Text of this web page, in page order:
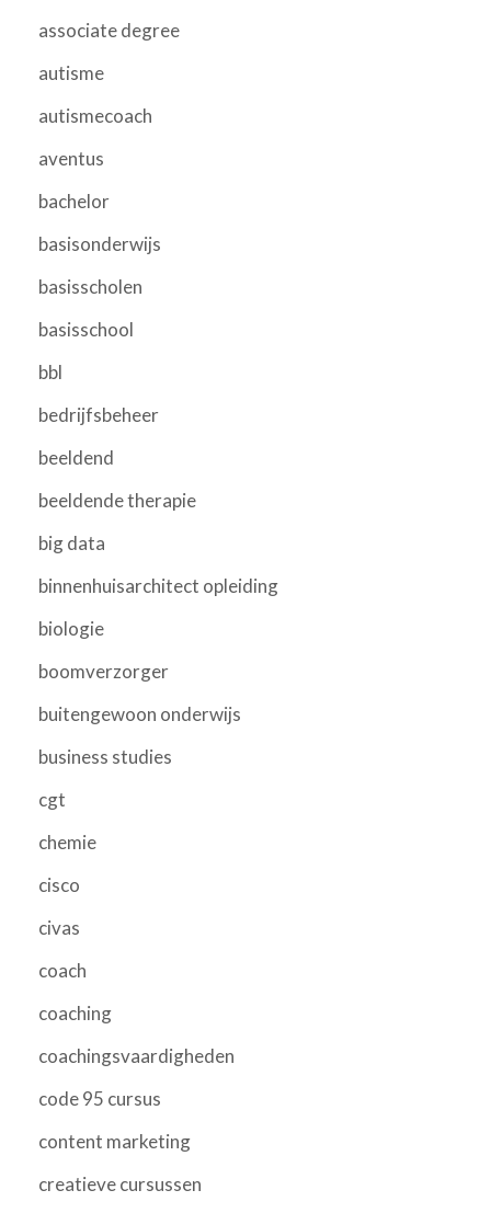
associate degree
autisme
autismecoach
aventus
bachelor
basisonderwijs
basisscholen
basisschool
bbl
bedrijfsbeheer
beeldend
beeldende therapie
big data
binnenhuisarchitect opleiding
biologie
boomverzorger
buitengewoon onderwijs
business studies
cgt
chemie
cisco
civas
coach
coaching
coachingsvaardigheden
code 95 cursus
content marketing
creatieve cursussen